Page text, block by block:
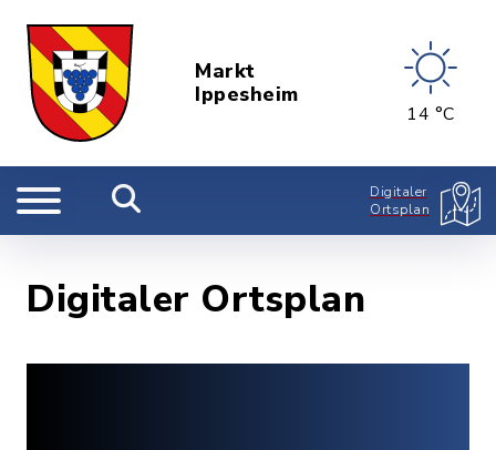
Markt
Ippesheim
14 °C
Digitaler
Ortsplan
Digitaler Ortsplan